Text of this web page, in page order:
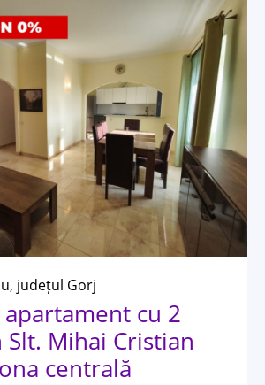
județul Gorj
cu 2
Mihai Cristian
centrală